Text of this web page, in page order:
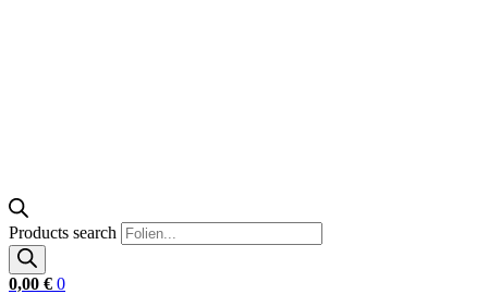
Products search
0,00 € 0